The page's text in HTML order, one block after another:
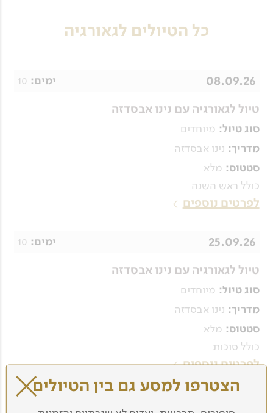
כל הטיולים לגאורגיה
טיול לגאורגיה עם נינו אבסדזה
סוג טיול: מיוחדים
08.09.26 ימים: 10
מדריך: נינו אבסדזה
סטטוס: מלא
כולל ראש השנה
לפרטים נוספים
טיול לגאורגיה עם נינו אבסדזה
סוג טיול: מיוחדים
25.09.26 ימים: 10
מדריך: נינו אבסדזה
סטטוס: מלא
כולל סוכות
לפרטים נוספים
הצטרפו למסע גם בין הטיולים